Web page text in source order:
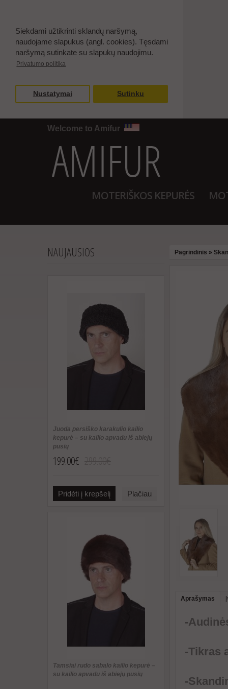
Siekdami užtikrinti sklandų naršymą,
naudojame slapukus (angl. cookies). Tęsdami
naršymą sutinkate su slapukų naudojimu.
Privatumo politika
Nustatymai Sutinku
Welcome to Amifur
MOTERIŠKOS KEPURĖS
NAUJAUSIOS
Juoda persiško karakulio kailio
kepurė – su kailio apvadu iš abiejų
pusių
199.00€
Pridėti į krepšelį Plačiau
Tamsiai rudo sabalo kailio kepurė –
su kailio apvadu iš abiejų pusių
Pagrindinis »
Aprašymas
-
-Tikras
-